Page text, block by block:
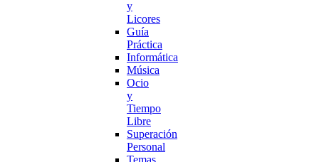
y
Licores
Guía
Práctica
Informática
Música
Ocio
y
Tiempo
Libre
Superación
Personal
Temas